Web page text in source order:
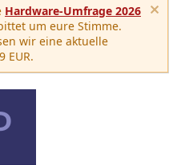
Hardware-Umfrage 2026
um eure Stimme.
wir eine aktuelle
EUR.